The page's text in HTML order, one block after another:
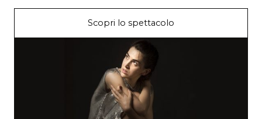
Scopri lo spettacolo